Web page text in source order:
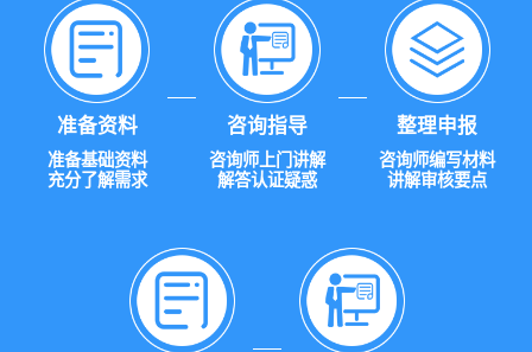
准备资料
准备基础资料
充分了解需求
咨询指导
咨询师上门讲解
解答认证疑惑
整理申报
咨询师编写材料
讲解审核要点